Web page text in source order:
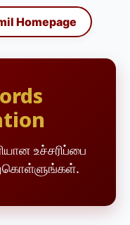
Homepage
உச்சரிப்பை